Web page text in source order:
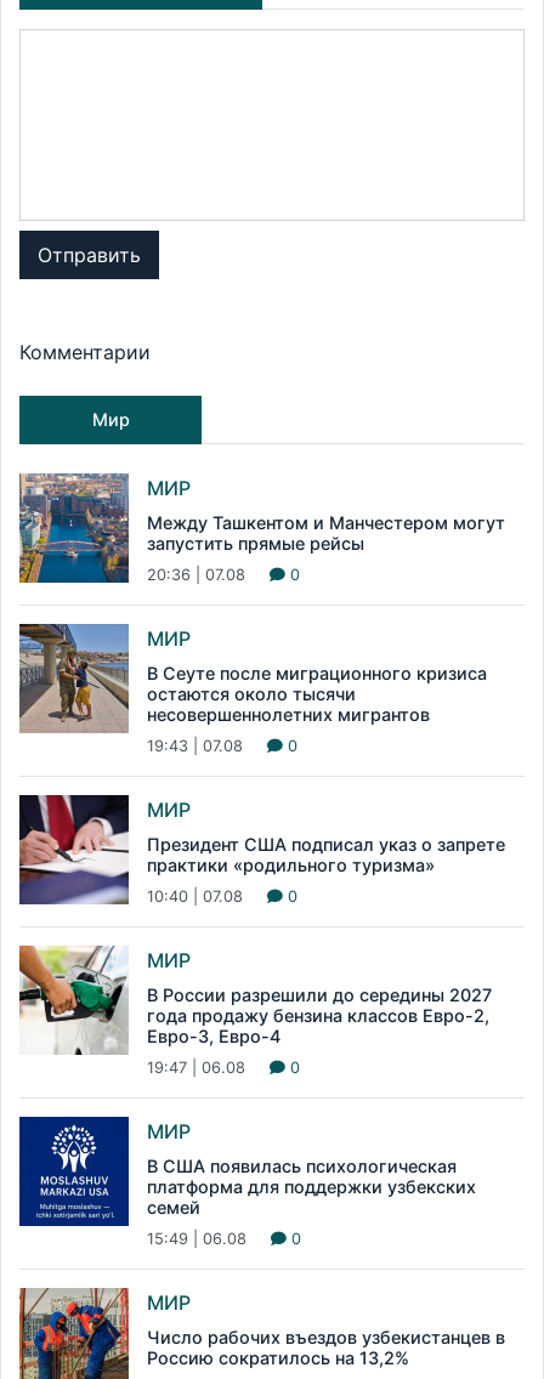
Отправить
Комментарии
Мир
МИР
Между Ташкентом и Манчестером могут
запустить прямые рейсы
20:36 | 07.08 0
МИР
В Сеуте после миграционного кризиса
остаются около тысячи
несовершеннолетних мигрантов
19:43 | 07.08 0
МИР
Президент США подписал указ о запрете
практики «родильного туризма»
10:40 | 07.08 0
МИР
В России разрешили до середины 2027
года продажу бензина классов Евро-2,
Евро-3, Евро-4
19:47 | 06.08 0
МИР
В США появилась психологическая
платформа для поддержки узбекских
семей
15:49 | 06.08 0
МИР
Число рабочих въездов узбекистанцев в
Россию сократилось на 13,2%